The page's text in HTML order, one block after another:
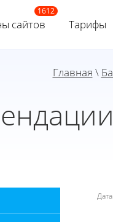
сайтов Тарифы
Главная \